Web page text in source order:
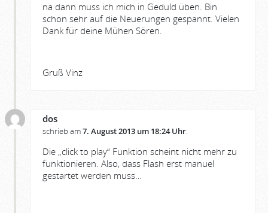
na dann muss ich mich in Geduld üben. Bin
schon sehr auf die Neuerungen gespannt. Vielen
Dank für deine Mühen Sören.
Gruß Vinz
dos
schrieb am7. August 2013 um 18:24 Uhr:
Die „click to play“ Funktion scheint nicht mehr zu
funktionieren. Also, dass Flash erst manuel
gestartet werden muss…